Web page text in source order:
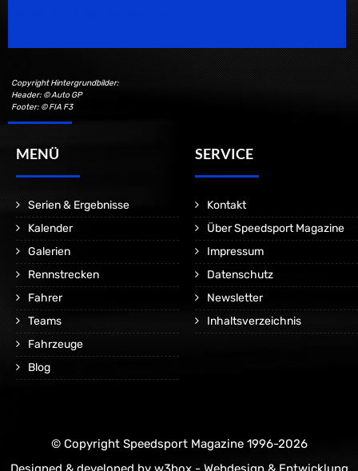
Copyright Hintergrundbilder:
Header: © Auto GP
Footer: © FIA F3
MENÜ
Serien & Ergebnisse
Kalender
Galerien
Rennstrecken
Fahrer
Teams
Fahrzeuge
Blog
SERVICE
Kontakt
Über Speedsport Magazine
Impressum
Datenschutz
Newsletter
Inhaltsverzeichnis
© Copyright Speedsport Magazine 1996-2026